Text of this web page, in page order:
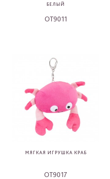
БЕЛЫЙ
OT9011
МЯГКАЯ ИГРУШКА КРАБ
OT9017